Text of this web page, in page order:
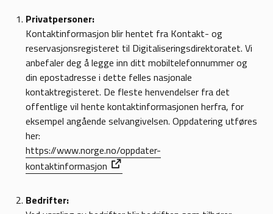
Privatpersoner:
Kontaktinformasjon blir hentet fra Kontakt- og
reservasjonsregisteret til Digitaliseringsdirektoratet. Vi
anbefaler deg å legge inn ditt mobiltelefonnummer og
din epostadresse i dette felles nasjonale
kontaktregisteret. De fleste henvendelser fra det
offentlige vil hente kontaktinformasjonen herfra, for
eksempel angående selvangivelsen. Oppdatering utføres
her:
https://www.norge.no/oppdater-
kontaktinformasjon
Bedrifter: